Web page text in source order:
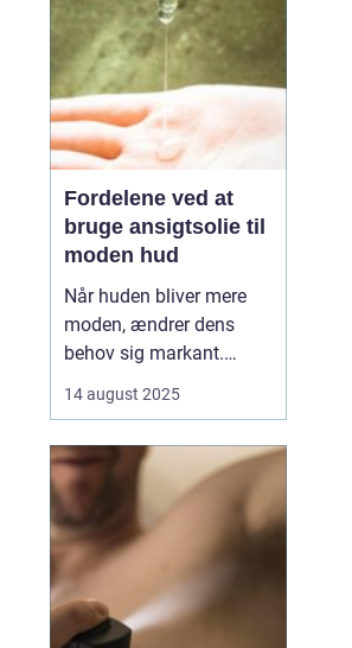
hormonforstyrrelser og...
Fordelene ved at
bruge ansigtsolie til
moden hud
Når huden bliver mere
moden, ændrer dens
behov sig markant.
mindre elasticitet og
mere sårbar over for fine
linjer og rynker. Her
kommer ansigtsolie ind
som en enkel, men...
14 august 2025